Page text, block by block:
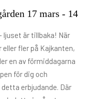
17 mars - 14
ljuset är tillbaka! När
fler på Kajkanten,
en av förmiddagarna
för dig och
erbjudande. Där